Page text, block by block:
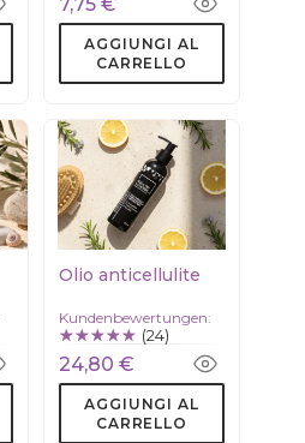
AGGIUNGI AL
CARRELLO
Olio anticellulite
Kundenbewertungen:
(24)
24,80 €
AGGIUNGI AL
CARRELLO